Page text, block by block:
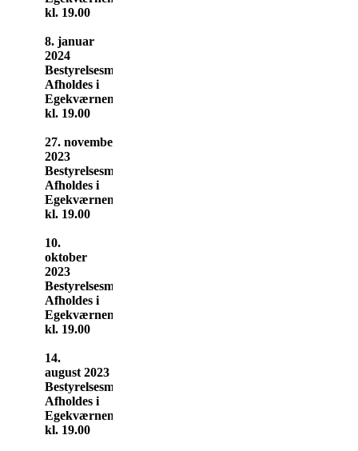
kl. 19.00
8. januar
2024
Bestyrelsesmøde
Afholdes i
Egekværnen
kl. 19.00
27. november
2023
Bestyrelsesmøde
Afholdes i
Egekværnen
kl. 19.00
10.
oktober
2023
Bestyrelsesmøde
Afholdes i
Egekværnen
kl. 19.00
14.
august 2023
Bestyrelsesmøde
Afholdes i
Egekværnen
kl. 19.00